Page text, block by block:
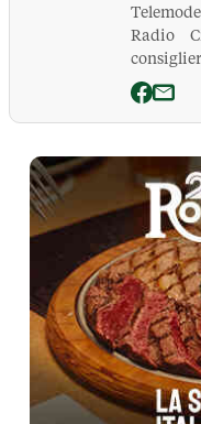
Radio
La Pressa